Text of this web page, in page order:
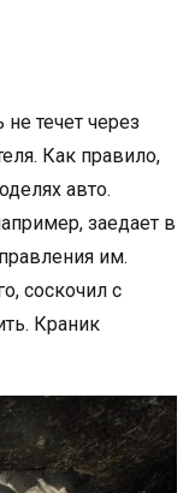
течет через
Как правило,
авто.
заедает в
им.
соскочил с
Краник